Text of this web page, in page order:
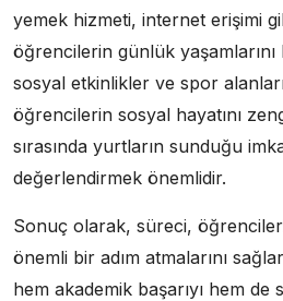
yemek hizmeti, internet erişimi
öğrencilerin günlük yaşamlarını
sosyal etkinlikler ve spor
öğrencilerin sosyal hayatını
sırasında yurtların sunduğu
değerlendirmek önemlidir.
Sonuç olarak, süreci,
önemli bir adım atmalarını
hem akademik başarıyı hem de